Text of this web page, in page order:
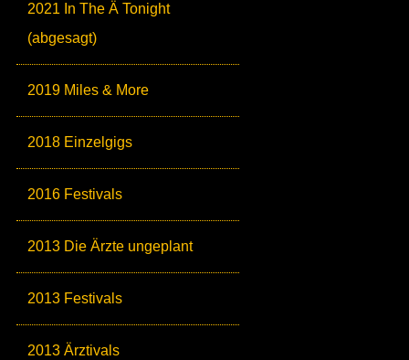
2021 In The Ä Tonight
(abgesagt)
2019 Miles & More
2018 Einzelgigs
2016 Festivals
2013 Die Ärzte ungeplant
2013 Festivals
2013 Ärztivals